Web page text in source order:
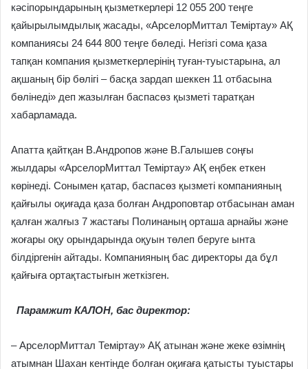
кәсіпорындарының қызметкерлері 12 055 200 теңге
қайырылымдылық жасады, «АрселорМиттал Теміртау» АҚ
компаниясы 24 644 800 теңге бөледі. Негізгі сома қаза
тапқан компания қызметкерлерінің туған-туыстарына, ал
ақшаның бір бөлігі – басқа зардап шеккен 11 отбасына
бөлінеді» деп жазылған баспасөз қызметі таратқан
хабарламада.
Апатта қайтқан В.Андропов және В.Галышев соңғы
жылдары «АрселорМиттал Теміртау» АҚ еңбек еткен
көрінеді. Сонымен қатар, баспасөз қызметі компанияның
қайғылы оқиғада қаза болған Андроповтар отбасынан аман
қалған жалғыз 7 жастағы Полинаның орташа арнайы және
жоғары оқу орындарында оқуын төлеп беруге ынта
білдіргенін айтады. Компанияның бас директоры да бұл
қайғыға ортақтастығын жеткізген.
Парамжит КАЛОН, бас директор:
– АрселорМиттал Теміртау» АҚ атынан және жеке өзімнің
атымнан Шахан кентінде болған оқиғаға қатысты туыстары